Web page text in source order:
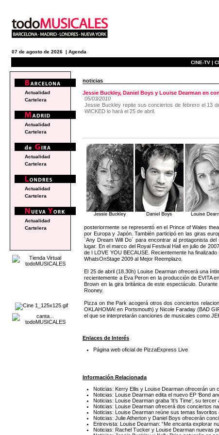
07 de agosto de 2026 | Agenda
CINE-TV |
noticias
Jessie Buckley, Daniel Boys y Louise Dearman en
05/03/2010
Jessie Buckley repite sus conciertos de febrero el 13
WICKED lo hará el 25 de abril.
posteriormente se representó en el Prince of Wales
por Europa y Japón. También participó en las giras
`Any Dream Will Do´ para encontrar al protagonista
lugar. En el marco del Royal Festival Hall en julio de
de I LOVE YOU BECAUSE. Recientemente ha
WhatsOnStage 2009 al Mejor Reemplazo.
El 25 de abril (18.30h) Louise Dearman ofrecerá una
recientemente a Eva Peron en la producción de EVITA
Brown en la gira británica de este espectáculo.
Rooney.
Pizza on the Park acogerá otros dos conciertos
OKLAHOMA! en Portsmouth) y Nicole Faraday (BAD
el que se interpretarán canciones de musicales como
Enlaces de Interés
Página web oficial de PizzaExpress Live
Información Relacionada
Noticias: Kerry Ellis y Louise Dearman ofrecerán un
Noticias: Louise Dearman edita el nuevo EP ‘Bond
Noticias: Louise Dearman graba ‘It’s Time’, su
Noticias: Louise Dearman ofrecerá dos conciertos
Noticias: Louise Dearman reúne sus temas favoritos
Noticias: Julie Atherton y Daniel Boys ofrecerán
Entrevista: Louise Dearman: “Me encanta explorar
Noticias: Rachel Tucker y Louise Dearman nuevas
Actualidad
Cartelera
Actualidad
Cartelera
Actualidad
Cartelera
Actualidad
Cartelera
Actualidad
Cartelera